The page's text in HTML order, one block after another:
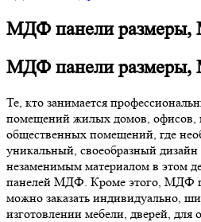
МДФ панели
МДФ панели
Те, кто занимается
помещений жилых домов, офисов,
общественных помещений, где
уникальный, своеобразный дизайн
незаменимым материалом в этом
панелей МДФ. Кроме этого, МДФ
можно заказать индивидуально,
изготовлении мебели, дверей, для